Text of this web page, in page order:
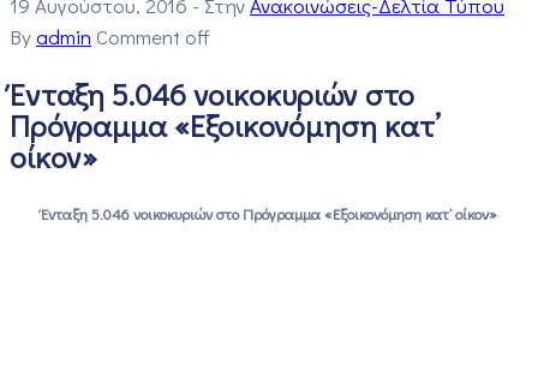
Byadmin Comment off
Ένταξη 5.046 νοικοκυριών στο
Πρόγραμμα «Εξοικονόμηση κατ’
οίκον»
Ένταξη 5.046 νοικοκυριών στο Πρόγραμμα «Εξοικονόμηση κατ’ οίκον»